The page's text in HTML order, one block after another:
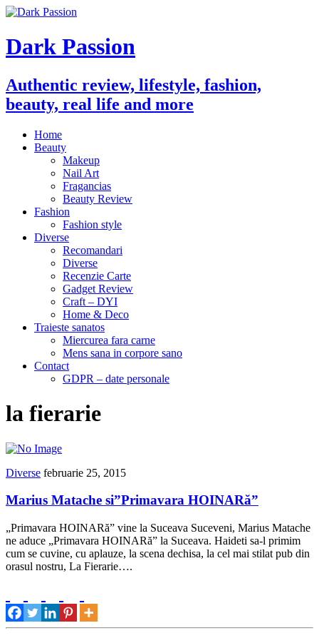
Dark Passion
Authentic review, lifestyle, fashion,
beauty, real life and more
Home
Beauty
Makeup
Nail Art
Fragancias
Beauty Review
Fashion
Fashion style
Diverse
Recomandari
Diverse
Recenzie Carte
Gadget Review
Craft – DYI
Home & Deco
Traieste sanatos
Miercurea fara carne
Mens sana in corpore sano
Contact
GDPR – date personale
la fierarie
Diverse februarie 25, 2015
Marius Matache si”Primavara HOINARă”
„Primavara HOINARă” vine la Suceava Suceveni, Marius Matache
ne aduce „Primavara HOINARă” la Suceava. Haideti sa-l primim
cum se cuvine, cu aplauze, la scena dechisa, la cel mai stilat pub din
orasul nostru, La Fierarie….